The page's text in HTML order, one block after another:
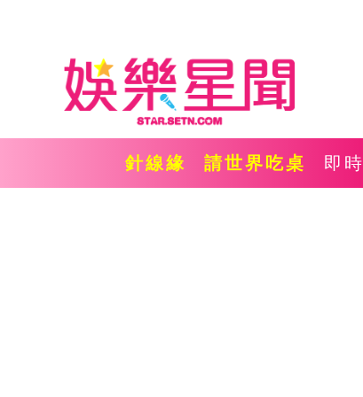
針線緣 請世界吃桌 即時